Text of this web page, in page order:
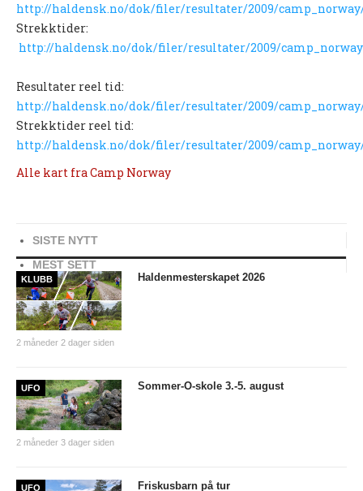
Løpe for Halden SK?
Løpergruppe
Join Halden?
Støtteapparat
UFO (2.-10. KLASSE)
Nyheter
Ny på o-løp?
Nybegynnerkurs
BREDDE
Ny på o-løp?
SYKKEL
Grenserittet
http://haldensk.no/dok/filer/resultater/2009/
Strekktider:
http://haldensk.no/dok/filer/resultater/2009/
Resultater reel tid:
http://haldensk.no/dok/filer/resultater/2009/
Strekktider reel tid:
http://haldensk.no/dok/filer/resultater/2009/
Alle kart fra Camp Norway
SISTE NYTT
MEST SETT
KLUBB
2 måneder 2 dager siden
Haldenmesterskapet 2026
UFO
2 måneder 3 dager siden
Sommer-O-skole 3.-5. august
UFO Friskusbarn på tur